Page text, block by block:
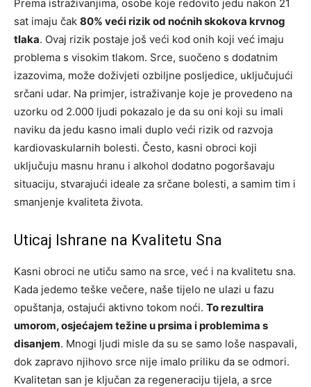
Prema istraživanjima, osobe koje redovito jedu nakon 21
sat imaju čak 80% veći rizik od noćnih skokova krvnog
tlaka. Ovaj rizik postaje još veći kod onih koji već imaju
problema s visokim tlakom. Srce, suočeno s dodatnim
izazovima, može doživjeti ozbiljne posljedice, uključujući
srčani udar. Na primjer, istraživanje koje je provedeno na
uzorku od 2.000 ljudi pokazalo je da su oni koji su imali
naviku da jedu kasno imali duplo veći rizik od razvoja
kardiovaskularnih bolesti. Često, kasni obroci koji
uključuju masnu hranu i alkohol dodatno pogoršavaju
situaciju, stvarajući ideale za srčane bolesti, a samim tim i
smanjenje kvaliteta života.
Uticaj Ishrane na Kvalitetu Sna
Kasni obroci ne utiču samo na srce, već i na kvalitetu sna.
Kada jedemo teške večere, naše tijelo ne ulazi u fazu
opuštanja, ostajući aktivno tokom noći. To rezultira
umorom, osjećajem težine u prsima i problemima s
disanjem. Mnogi ljudi misle da su se samo loše naspavali,
dok zapravo njihovo srce nije imalo priliku da se odmori.
Kvalitetan san je ključan za regeneraciju tijela, a srce